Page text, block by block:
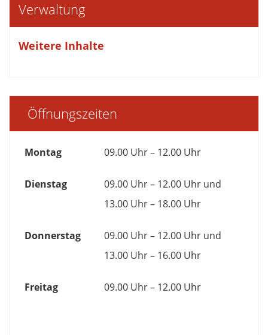
Verwaltung
Weitere Inhalte
Öffnungszeiten
Montag 09.00 Uhr – 12.00 Uhr
Dienstag
09.00 Uhr – 12.00 Uhr und
13.00 Uhr – 18.00 Uhr
Donnerstag
09.00 Uhr – 12.00 Uhr und
13.00 Uhr – 16.00 Uhr
Freitag 09.00 Uhr – 12.00 Uhr